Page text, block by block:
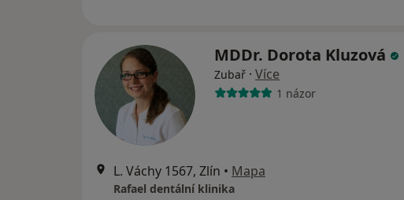
MDDr. Dorota Kluzová
Zubař · Více
1 názor
L. Váchy 1567, Zlín • Mapa
Rafael dentální klinika